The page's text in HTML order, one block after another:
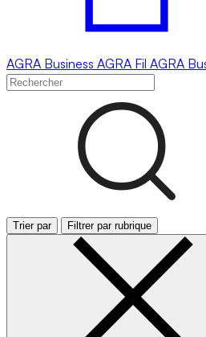
AGRA Business AGRA Fil AGRA
Trier par Filtrer par rubrique